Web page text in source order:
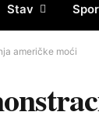
Stav
američke moći